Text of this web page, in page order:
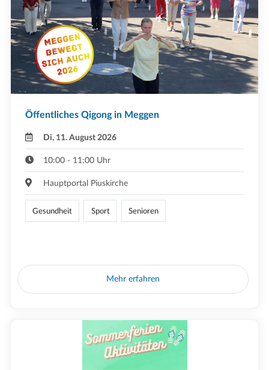
Öffentliches Qigong in Meggen
Di, 11. August 2026
10:00 - 11:00 Uhr
Hauptportal Piuskirche
Gesundheit Sport Senioren
Mehr erfahren